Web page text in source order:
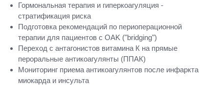
Гормональная терапия и гиперкоагуляция -
стратификация риска
Подготовка рекомендаций по периоперационной
терапии для пациентов с OAK ("bridging")
Переход с антагонистов витамина К на прямые
пероральные антикоагулянты (ППАК)
Мониторинг приема антикоагулянтов после инфаркта
миокарда и инсульта